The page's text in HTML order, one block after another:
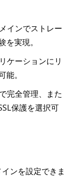
インでストレー
実現。
ケーションにリ
。
完全管理、また
保護を選択可
ンを設定できま